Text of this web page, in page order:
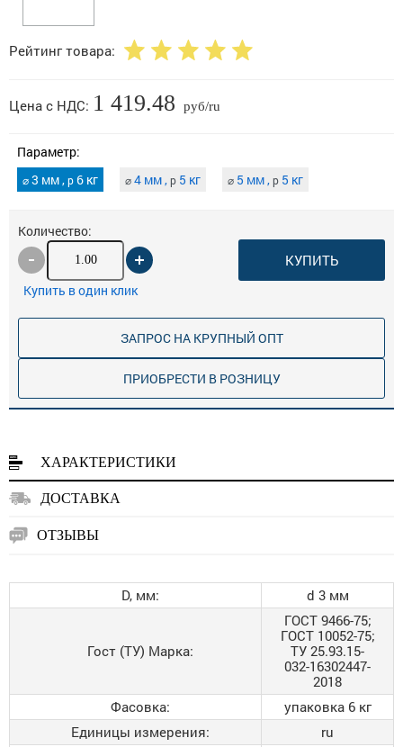
Рейтинг товара:
Цена с НДС: 1 419.48 руб/ru
Параметр:
⌀3 мм ,p6 кг ⌀4 мм ,p 5 кг ⌀ 5 мм ,p 5 кг
Количество:
КУПИТЬ
Купить в один клик
ЗАПРОС НА КРУПНЫЙ ОПТ
ПРИОБРЕСТИ В РОЗНИЦУ
ХАРАКТЕРИСТИКИ
ДОСТАВКА
ОТЗЫВЫ
D, мм: d 3 мм
Гост (ТУ) Марка:
ГОСТ 9466-75;
ГОСТ 10052-75;
ТУ 25.93.15-
032-16302447-
2018
Фасовка:
упаковка 6 кг
Единицы измерения:
ru